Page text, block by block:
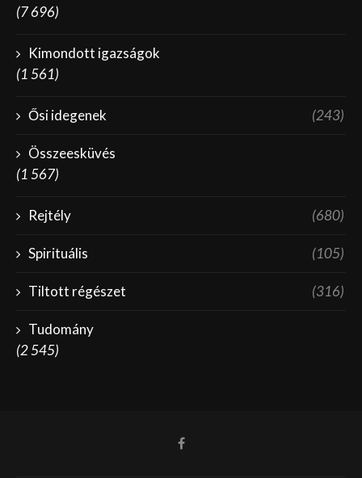
(7 696)
Kimondott igazságok
(1 561)
Ősi idegenek (243)
Összeesküvés
(1 567)
Rejtély (680)
Spirituális (105)
Tiltott régészet (316)
Tudomány
(2 545)